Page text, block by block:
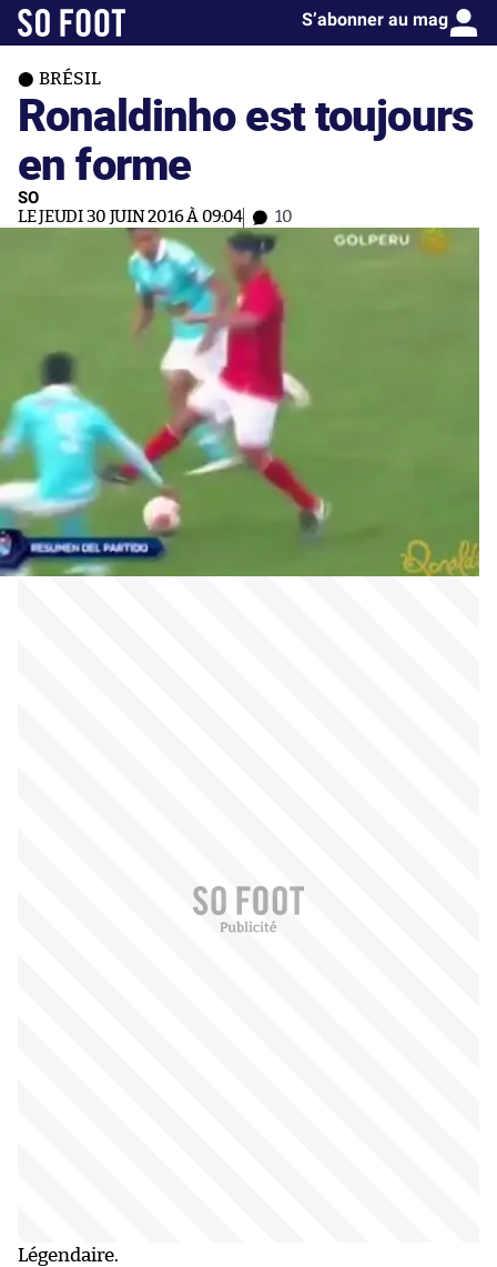
S’abonner au mag
BRÉSIL
Ronaldinho est toujours
en forme
SO
LE JEUDI 30 JUIN 2016 À 09:04 10
Légendaire.